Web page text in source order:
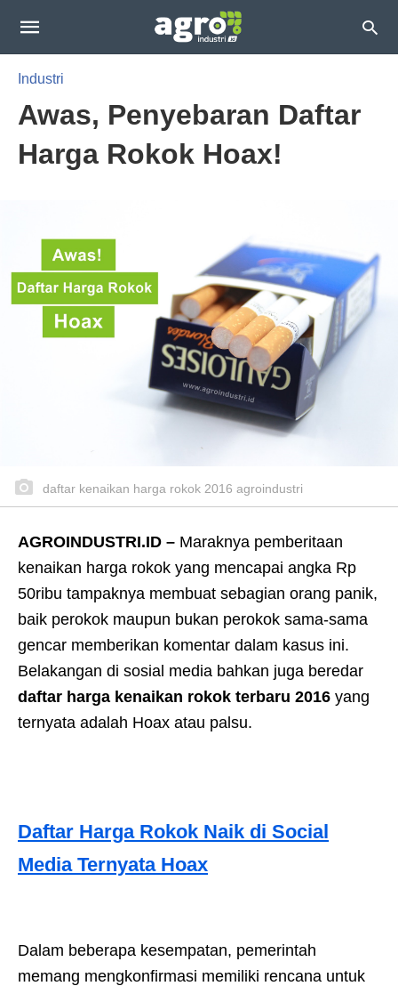
Industri
Awas, Penyebaran Daftar
Harga Rokok Hoax!
daftar kenaikan harga rokok 2016 agroindustri
AGROINDUSTRI.ID – Maraknya pemberitaan
kenaikan harga rokok yang mencapai angka Rp
50ribu tampaknya membuat sebagian orang panik,
baik perokok maupun bukan perokok sama-sama
gencar memberikan komentar dalam kasus ini.
Belakangan di sosial media bahkan juga beredar
daftar harga kenaikan rokok terbaru 2016 yang
ternyata adalah Hoax atau palsu.
Daftar Harga Rokok Naik di Social
Media Ternyata Hoax
Dalam beberapa kesempatan, pemerintah
memang mengkonfirmasi memiliki rencana untuk